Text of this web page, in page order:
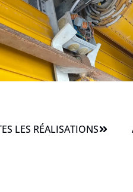
LES RÉALISATIONS